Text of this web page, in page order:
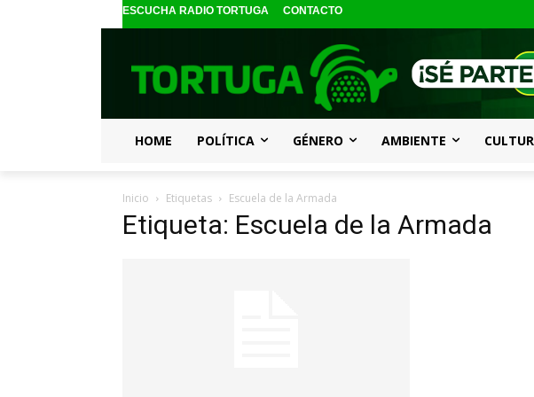
ESCUCHA RADIO TORTUGA CONTACTO
HOME POLÍTICA GÉNERO AMBIENTE
Inicio Etiquetas Escuela de la Armada
Etiqueta: Escuela de la Armada